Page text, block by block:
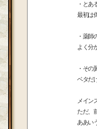
・とあ
最初は
・薬師
よく分
・その
ベタだ
メイン
ただ、
ああい